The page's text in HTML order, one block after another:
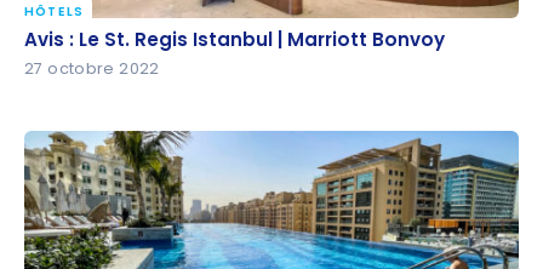
Avis : Le St. Regis Istanbul | Marriott Bonvoy
HÔTELS
Avis : Le St. Regis Istanbul | Marriott Bonvoy
27 octobre 2022